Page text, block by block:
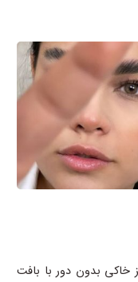
خاکی بدون دور با بافت